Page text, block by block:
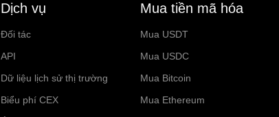
Dịch vụ
Đối tác
API
Dữ liệu lịch sử thị trường
Biểu phí CEX
Mua tiền mã hóa
Mua USDT
Mua USDC
Mua Bitcoin
Mua Ethereum